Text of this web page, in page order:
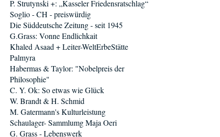
P. Strutynski +: „Kasseler Friedensratschlag“
Soglio - CH - preiswürdig
Die Süddeutsche Zeitung - seit 1945
G.Grass: Vonne Endlichkait
Khaled Asaad + Leiter-WeltErbeStätte
Palmyra
Habermas & Taylor: "Nobelpreis der
Philosophie"
C. Y. Ok: So etwas wie Glück
W. Brandt & H. Schmid
M. Gatermann's Kulturleistung
Schaulager- Sammlumg Maja Oeri
G. Grass - Lebenswerk